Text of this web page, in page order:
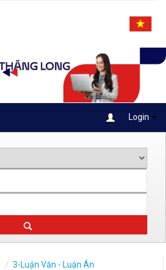
Login
3-Luận Văn - Luận Án